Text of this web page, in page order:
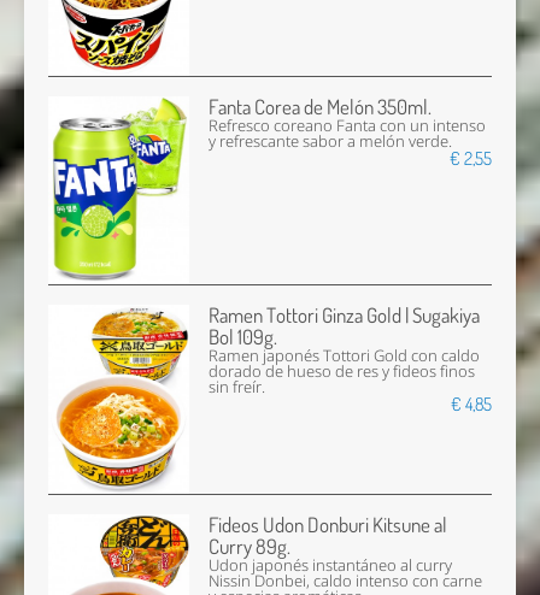
Fanta Corea de Melón 350ml.
Refresco coreano Fanta con un intenso
y refrescante sabor a melón verde.
€ 2,55
Ramen Tottori Ginza Gold | Sugakiya
Bol 109g.
Ramen japonés Tottori Gold con caldo
dorado de hueso de res y fideos finos
sin freír.
€ 4,85
Fideos Udon Donburi Kitsune al
Curry 89g.
Udon japonés instantáneo al curry
Nissin Donbei, caldo intenso con carne